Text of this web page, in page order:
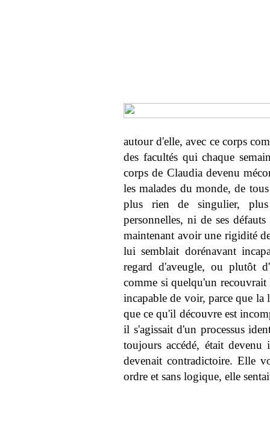
autour d'elle, avec ce corps
des facultés qui chaque
corps de Claudia devenu
les malades du monde, de
plus rien de singulier, plus
personnelles, ni de ses
maintenant avoir une rigidité
lui semblait dorénavant
regard d'aveugle, ou plutôt
comme si quelqu'un recouvrait
incapable de voir, parce que
que ce qu'il découvre est
il s'agissait d'un processus
toujours accédé, était
devenait contradictoire. Elle
ordre et sans logique, elle